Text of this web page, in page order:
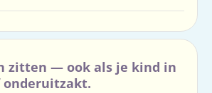
zitten — ook als je kind in
onderuitzakt.